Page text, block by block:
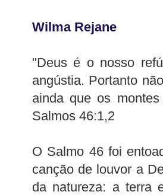
Wilma Rejane
"Deus é o nosso
angústia. Portanto
ainda que os
Salmos 46:1,2
O Salmo 46 foi
canção de louvor a
da natureza: a terra